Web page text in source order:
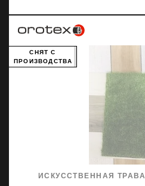
ИСКУССТВЕННАЯ ТРАВА
СНЯТ С
ПРОИЗВОДСТВА